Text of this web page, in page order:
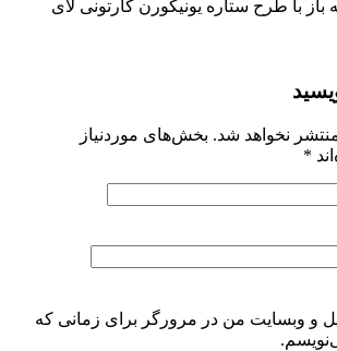
باز با طرح ستاره یونیکورن کارتونی لای
نخواهد شد. بخش‌های موردنیاز
*
و وبسایت من در مرورگر برای زمانی که